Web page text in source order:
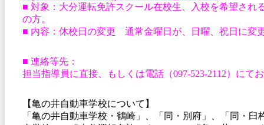
■ 対象：大分運転免許スクール在校生、入校を希望され
の方。
■ 内容：休校日の変更 通常金曜日が、日曜、祝日に変
■ 連絡等先：
担当指導員に直接、もしくは電話（097-523-2112）にて
【亀の井自動車学校について】
「亀の井自動車学校・鶴崎」、「同・別府」、「同・臼